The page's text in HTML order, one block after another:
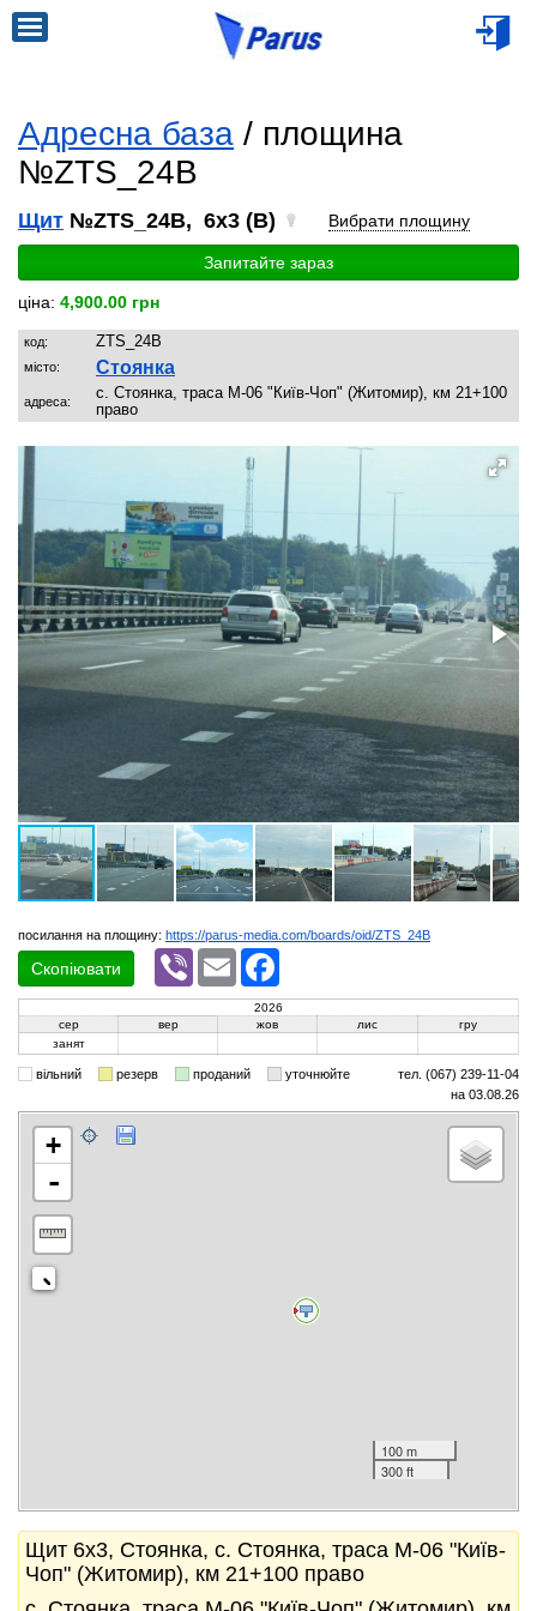
Адресна база / площина
№ZTS_24B
Щит №ZTS_24B, 6x3 (B) Вибрати площину
Запитайте зараз
ціна: 4,900.00 грн
код: ZTS_24B
місто: Стоянка
адреса:
с. Стоянка, траса М-06 "Київ-Чоп" (Житомир), км 21+100
право
посилання на площину: https://parus-media.com/boards/oid/ZTS_24B
Скопіювати
Viber Email
2026
сер
вер жов лис
гру
занят
вільний резерв проданий уточнюйте
тел. (067) 239-11-04
на 03.08.26
+
-
100 m
300 ft
Щит 6x3, Стоянка, с. Стоянка, траса М-06 "Київ-
Чоп" (Житомир), км 21+100 право